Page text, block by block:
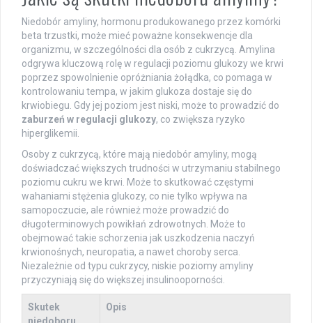
Niedobór amyliny, hormonu produkowanego przez komórki
beta trzustki, może mieć poważne konsekwencje dla
organizmu, w szczególności dla osób z cukrzycą. Amylina
odgrywa kluczową rolę w regulacji poziomu glukozy we krwi
poprzez spowolnienie opróżniania żołądka, co pomaga w
kontrolowaniu tempa, w jakim glukoza dostaje się do
krwiobiegu. Gdy jej poziom jest niski, może to prowadzić do
zaburzeń w regulacji glukozy, co zwiększa ryzyko
hiperglikemii.
Osoby z cukrzycą, które mają niedobór amyliny, mogą
doświadczać większych trudności w utrzymaniu stabilnego
poziomu cukru we krwi. Może to skutkować częstymi
wahaniami stężenia glukozy, co nie tylko wpływa na
samopoczucie, ale również może prowadzić do
długoterminowych powikłań zdrowotnych. Może to
obejmować takie schorzenia jak uszkodzenia naczyń
krwionośnych, neuropatia, a nawet choroby serca.
Niezależnie od typu cukrzycy, niskie poziomy amyliny
przyczyniają się do większej insulinooporności.
Skutek
Opis